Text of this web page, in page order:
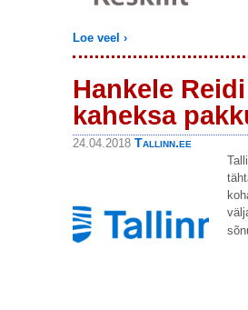
Loe veel ›
Hankele
kaheksa
24.04.2018 Tallinn.ee